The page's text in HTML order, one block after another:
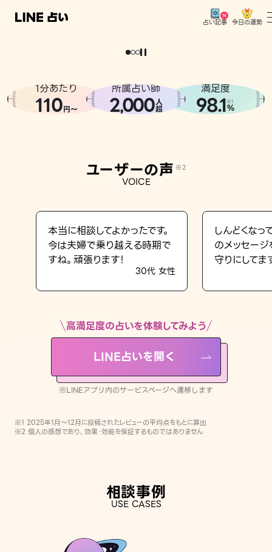
占い記事 今日の運勢
相談事例
LINE占いを開く
※LINEアプリ内のサービスページへ遷移します
どうせなら
。
1分あたり
110円〜
所属占い師
2,000人
超
満足度
98.1※1
%
ユーザーの声 ※2
VOICE
本当に相談してよかったです。
今は夫婦で乗り越える時期で
すね。頑張ります！
30代 女性
しんどくなっ
のメッセー
守りにしてま
高満足度の占いを体験してみよう
LINE占いを開く
※LINEアプリ内のサービスページへ遷移します
※1 2025年1月〜12月に投稿されたレビューの平均点をもとに算出
※2 個人の感想であり、効果・効能を保証するものではありません
相談事例
USE CASES